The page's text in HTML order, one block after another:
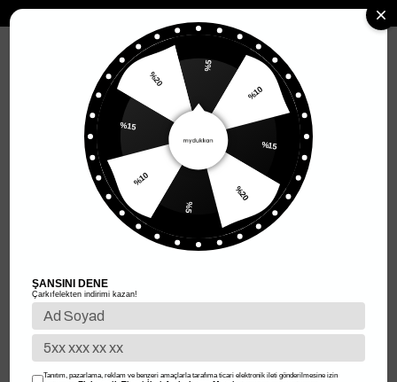
Anasayfa Kadın Giyim Kadın Üst Giyim Kadın T-shirt
Kadın T-shirt
Sıralama
%49
%5
%10
%20
%5
%10
%15
%20
ŞANSINI DENE
Çarkıfelekten indirimi kazan!
Tanıtım, pazarlama, reklam ve benzeri amaçlarla tarafıma ticari elektronik ileti gönderilmesine izin